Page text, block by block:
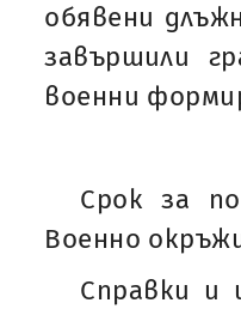
обявени
завършили
военни
Срок за
Военно
Справки и